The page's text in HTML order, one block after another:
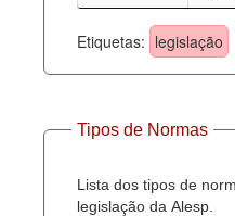
Etiquetas: legislação
Tipos de Normas
Lista dos tipos de
legislação da Alesp.